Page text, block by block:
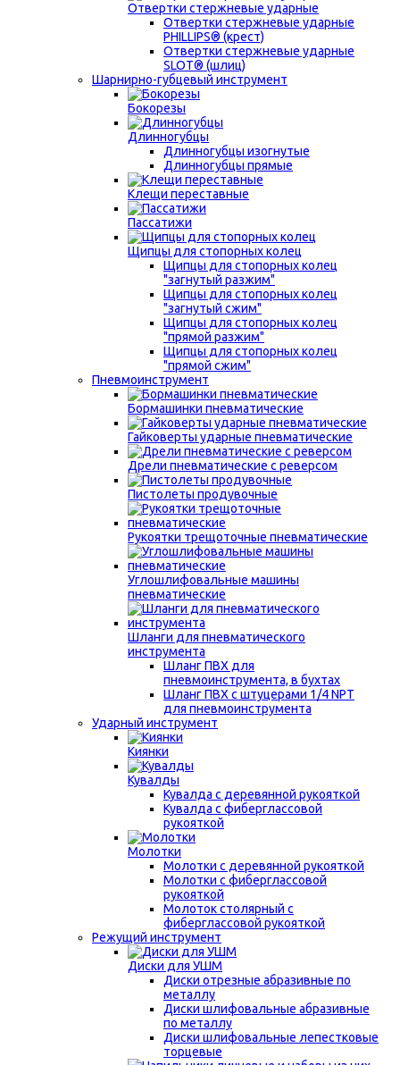
Отвертки стержневые ударные
Отвертки стержневые ударные
PHILLIPS® (крест)
Отвертки стержневые ударные
SLOT® (шлиц)
Шарнирно-губцевый инструмент
Бокорезы
Длинногубцы
Длинногубцы изогнутые
Длинногубцы прямые
Клещи переставные
Пассатижи
Щипцы для стопорных колец
Щипцы для стопорных колец
"загнутый разжим"
Щипцы для стопорных колец
"загнутый сжим"
Щипцы для стопорных колец
"прямой разжим"
Щипцы для стопорных колец
"прямой сжим"
Пневмоинструмент
Бормашинки пневматические
Гайковерты ударные пневматические
Дрели пневматические с реверсом
Пистолеты продувочные
Рукоятки трещоточные пневматические
Углошлифовальные машины
пневматические
Шланги для пневматического
инструмента
Шланг ПВХ для
пневмоинструмента, в бухтах
Шланг ПВХ с штуцерами 1/4 NPT
для пневмоинструмента
Ударный инструмент
Киянки
Кувалды
Кувалда с деревянной рукояткой
Кувалда с фиберглассовой
рукояткой
Молотки
Молотки с деревянной рукояткой
Молотки с фиберглассовой
рукояткой
Молоток столярный с
фиберглассовой рукояткой
Режущий инструмент
Диски для УШМ
Диски отрезные абразивные по
металлу
Диски шлифовальные абразивные
по металлу
Диски шлифовальные лепестковые
торцевые